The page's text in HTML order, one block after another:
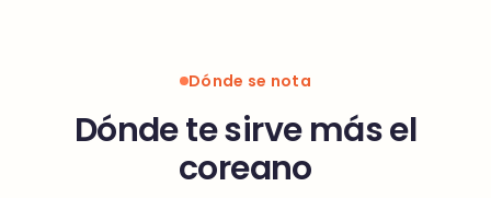
Dónde se nota
Dónde te sirve más el
coreano